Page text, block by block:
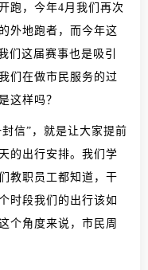
跑，今年4月我们再次
外地跑者，而今年这
们这届赛事也是吸引
们在做市民服务的过
这样吗？
信”，就是让大家提前
的出行安排。我们学
教职员工都知道，干
时段我们的出行该如
个角度来说，市民周